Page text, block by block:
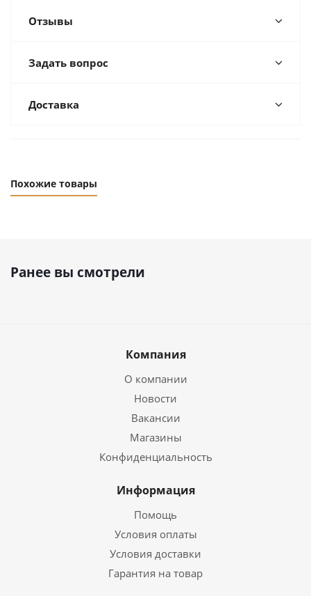
Отзывы
Задать вопрос
Доставка
Похожие товары
Ранее вы смотрели
Компания
О компании
Новости
Вакансии
Магазины
Конфиденциальность
Информация
Помощь
Условия оплаты
Условия доставки
Гарантия на товар